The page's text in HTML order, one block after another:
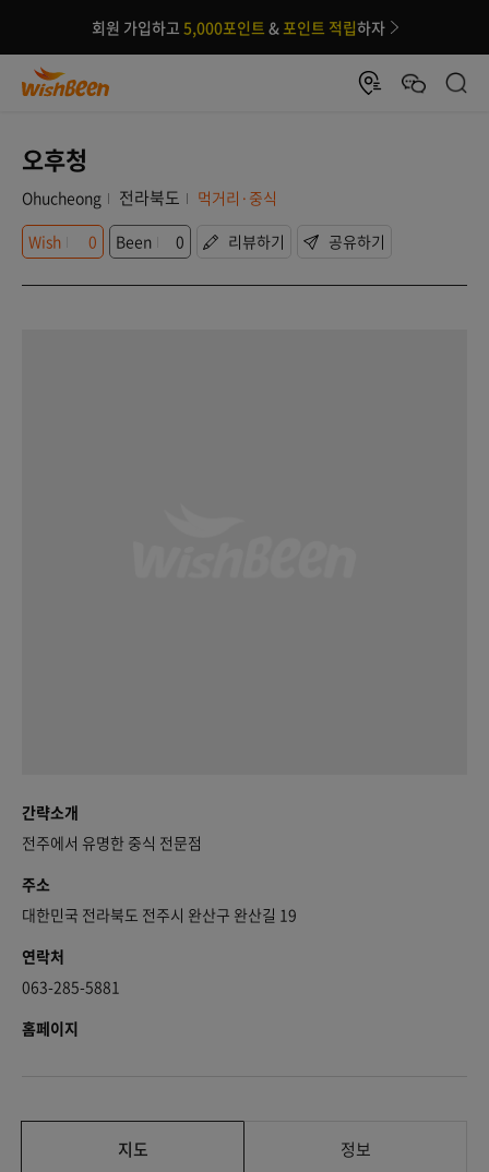
회원 가입하고 5,000포인트 &포인트 적립하자
오후청
Ohucheong 전라북도
먹거리·중식
Wish
0 Been 0 리뷰하기 공유하기
간략소개
전주에서 유명한 중식 전문점
주소
대한민국 전라북도 전주시 완산구 완산길 19
연락처
063-285-5881
홈페이지
지도 정보